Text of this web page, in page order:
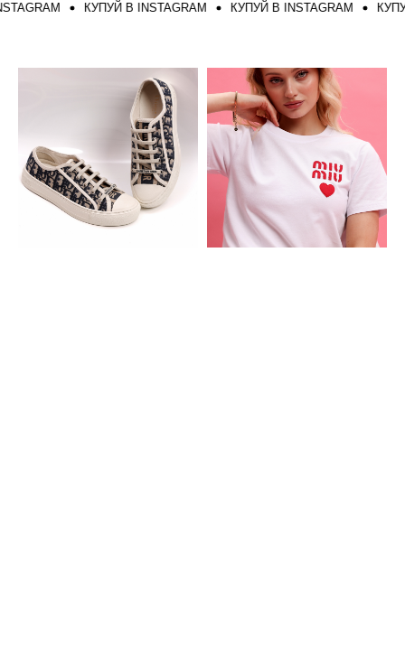
КУПУЙ В INSTAGRAM КУПУЙ В INSTAGRAM КУПУЙ